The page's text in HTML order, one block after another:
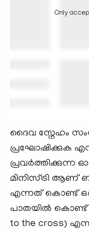
Only
ദൈവ സ്നേഹം
പ്രഘോഷിക്കുക
മിനിസ്ട്രി ആണ്
എന്നത് കൊണ്ട്
പാതയില്‍ കൊണ്ട്
to the cross)